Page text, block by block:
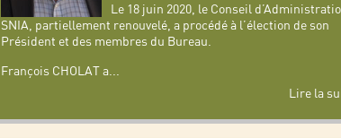
Le 18 juin 2020, le Conseil
SNIA, partiellement renouvelé, a procédé à l’élection de son
Président et des membres du Bureau.
François CHOLAT a...
Lire la